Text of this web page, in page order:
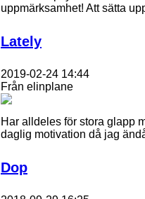
uppmärksamhet! Att sätta
Lately
2019-02-24 14:44
Från elinplane
Har alldeles för stora glapp
daglig motivation då jag
Dop